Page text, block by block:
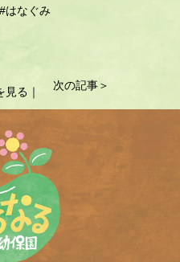
#はなぐみ
次の記事＞
見る｜